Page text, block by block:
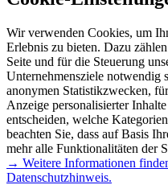
Wir verwenden Cookies, um
Erlebnis zu bieten. Dazu
Seite und für die Steuerung
Unternehmensziele notwendig
anonymen Statistikzwecken,
Anzeige personalisierter
entscheiden, welche
beachten Sie, dass auf Basis
mehr alle Funktionalitäten der
→ Weitere Informationen
Datenschutzhinweis.